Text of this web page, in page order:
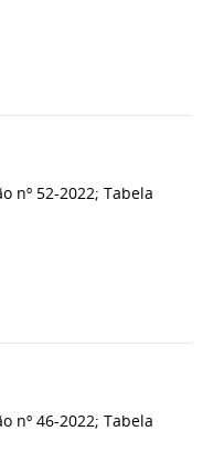
nº 52-2022; Tabela
nº 46-2022; Tabela